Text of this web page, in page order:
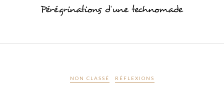
NON CLASSÉ RÉFLEXIONS